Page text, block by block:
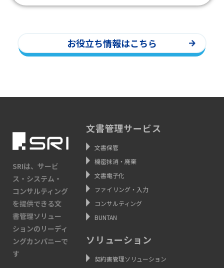
お役立ち情報はこちら
SRIは、サービ
ス・システム・
コンサルティング
を提供できる文
書管理ソリュー
ションのリーディ
ングカンパニーで
す
文書管理サービス
文書保管
機密抹消・廃棄
文書電子化
ファイリング・入力
コンサルティング
BUNTAN
ソリューション
契約書管理ソリューション